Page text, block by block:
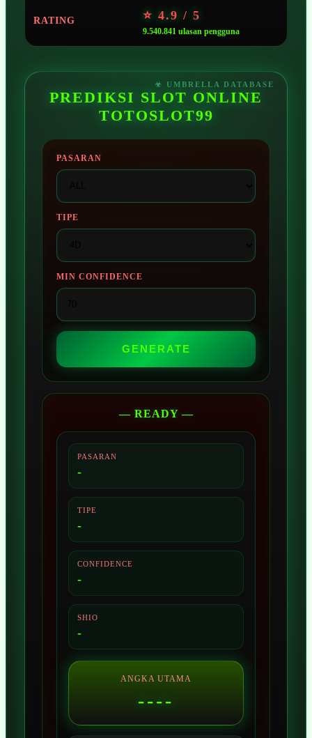
RATING ⭐ 4.9 / 5
9.540.841 ulasan pengguna
PREDIKSI SLOT ONLINE
TOTOSLOT99
PASARAN
TIPE
MIN CONFIDENCE
GENERATE
— READY —
PASARAN
-
TIPE
-
CONFIDENCE
-
SHIO
-
ANGKA UTAMA
----